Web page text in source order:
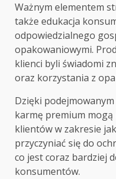
Ważnym elementem
także edukacja
odpowiedzialnego
opakowaniowymi.
klienci byli świadomi
oraz korzystania z
Dzięki
karmę premium mogą
klientów w zakresie
przyczyniać się do
co jest coraz bardziej
konsumentów.